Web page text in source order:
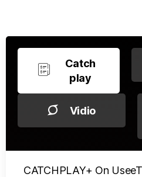
Catch
play
Vidio
CATCHPLAY+ On